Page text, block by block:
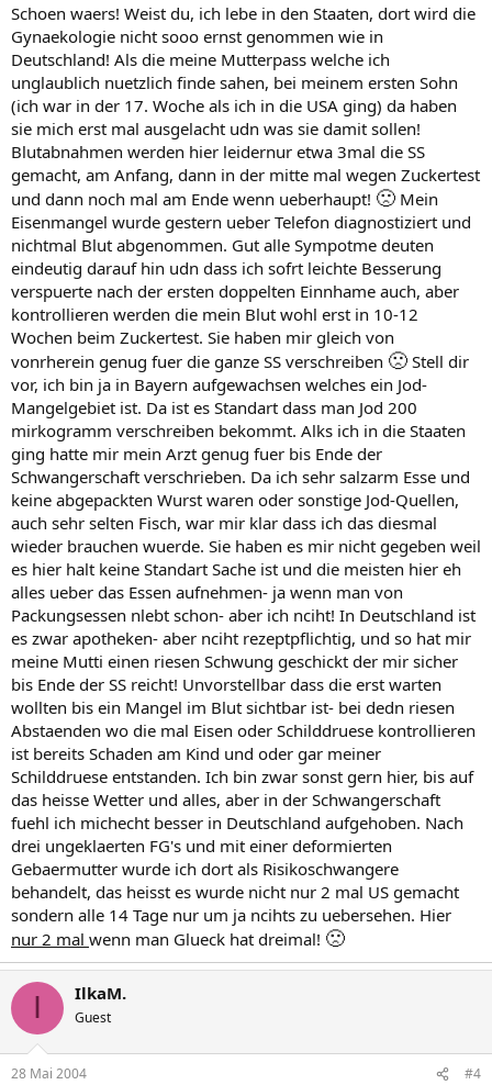
Schoen waers! Weist du, ich lebe in den Staaten, dort wird die
Gynaekologie nicht sooo ernst genommen wie in
Deutschland! Als die meine Mutterpass welche ich
unglaublich nuetzlich finde sahen, bei meinem ersten Sohn
(ich war in der 17. Woche als ich in die USA ging) da haben
sie mich erst mal ausgelacht udn was sie damit sollen!
Blutabnahmen werden hier leidernur etwa 3mal die SS
gemacht, am Anfang, dann in der mitte mal wegen Zuckertest
und dann noch mal am Ende wenn ueberhaupt! 🙁 Mein
Eisenmangel wurde gestern ueber Telefon diagnostiziert und
nichtmal Blut abgenommen. Gut alle Sympotme deuten
eindeutig darauf hin udn dass ich sofrt leichte Besserung
verspuerte nach der ersten doppelten Einnhame auch, aber
kontrollieren werden die mein Blut wohl erst in 10-12
Wochen beim Zuckertest. Sie haben mir gleich von
vonrherein genug fuer die ganze SS verschreiben 🙁 Stell dir
vor, ich bin ja in Bayern aufgewachsen welches ein Jod-
Mangelgebiet ist. Da ist es Standart dass man Jod 200
mirkogramm verschreiben bekommt. Alks ich in die Staaten
ging hatte mir mein Arzt genug fuer bis Ende der
Schwangerschaft verschrieben. Da ich sehr salzarm Esse und
keine abgepackten Wurst waren oder sonstige Jod-Quellen,
auch sehr selten Fisch, war mir klar dass ich das diesmal
wieder brauchen wuerde. Sie haben es mir nicht gegeben weil
es hier halt keine Standart Sache ist und die meisten hier eh
alles ueber das Essen aufnehmen- ja wenn man von
Packungsessen nlebt schon- aber ich nciht! In Deutschland ist
es zwar apotheken- aber nciht rezeptpflichtig, und so hat mir
meine Mutti einen riesen Schwung geschickt der mir sicher
bis Ende der SS reicht! Unvorstellbar dass die erst warten
wollten bis ein Mangel im Blut sichtbar ist- bei dedn riesen
Abstaenden wo die mal Eisen oder Schilddruese kontrollieren
ist bereits Schaden am Kind und oder gar meiner
Schilddruese entstanden. Ich bin zwar sonst gern hier, bis auf
das heisse Wetter und alles, aber in der Schwangerschaft
fuehl ich michecht besser in Deutschland aufgehoben. Nach
drei ungeklaerten FG's und mit einer deformierten
Gebaermutter wurde ich dort als Risikoschwangere
behandelt, das heisst es wurde nicht nur 2 mal US gemacht
sondern alle 14 Tage nur um ja ncihts zu uebersehen. Hier
nur 2 mal wenn man Glueck hat dreimal! 🙁
I IlkaM.
Guest
28 Mai 2004 #4